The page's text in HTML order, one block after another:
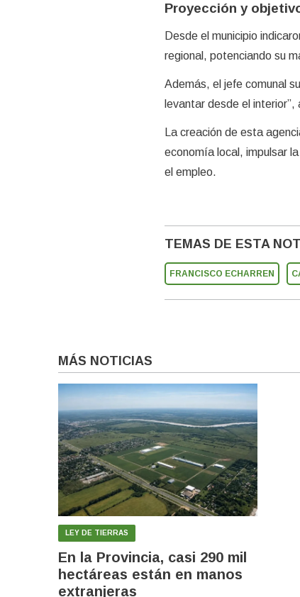
Proyección y
Desde el municipio
regional, potenciando su
Además, el jefe comunal
levantar desde el
La creación de esta
economía local, impulsar
el empleo.
TEMAS DE ESTA
FRANCISCO ECHARREN
MÁS NOTICIAS
LEY DE TIERRAS
En la Provincia, casi 290 mil
hectáreas están en manos
extranjeras